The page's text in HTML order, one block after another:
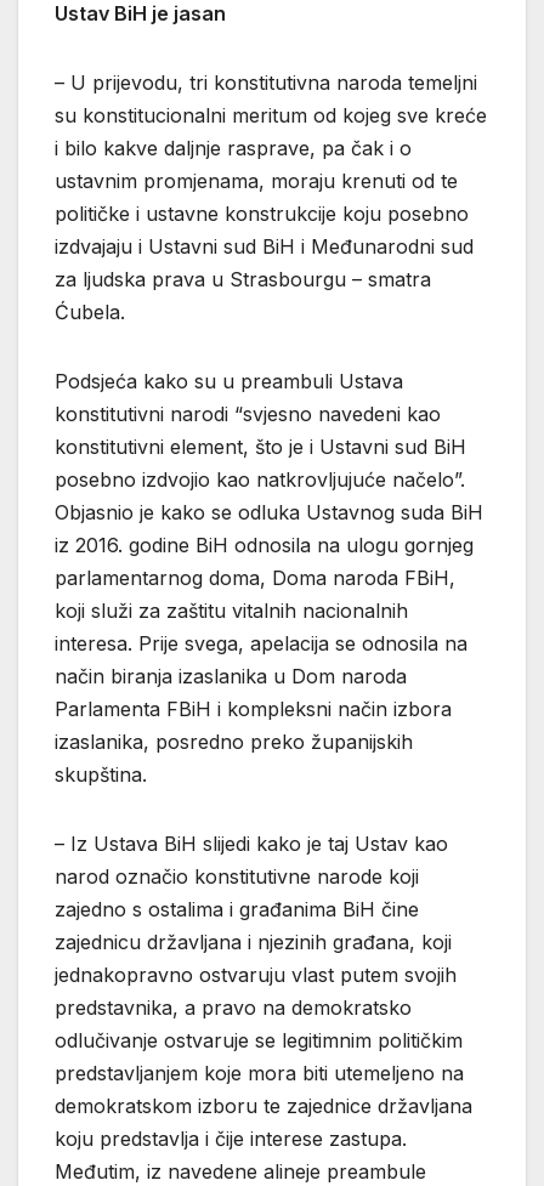
Ustav BiH je jasan
– U prijevodu, tri konstitutivna naroda temeljni
su konstitucionalni meritum od kojeg sve kreće
i bilo kakve daljnje rasprave, pa čak i o
ustavnim promjenama, moraju krenuti od te
političke i ustavne konstrukcije koju posebno
izdvajaju i Ustavni sud BiH i Međunarodni sud
za ljudska prava u Strasbourgu – smatra
Ćubela.
Podsjeća kako su u preambuli Ustava
konstitutivni narodi “svjesno navedeni kao
konstitutivni element, što je i Ustavni sud BiH
posebno izdvojio kao natkrovljujuće načelo”.
Objasnio je kako se odluka Ustavnog suda BiH
iz 2016. godine BiH odnosila na ulogu gornjeg
parlamentarnog doma, Doma naroda FBiH,
koji služi za zaštitu vitalnih nacionalnih
interesa. Prije svega, apelacija se odnosila na
način biranja izaslanika u Dom naroda
Parlamenta FBiH i kompleksni način izbora
izaslanika, posredno preko županijskih
skupština.
– Iz Ustava BiH slijedi kako je taj Ustav kao
narod označio konstitutivne narode koji
zajedno s ostalima i građanima BiH čine
zajednicu državljana i njezinih građana, koji
jednakopravno ostvaruju vlast putem svojih
predstavnika, a pravo na demokratsko
odlučivanje ostvaruje se legitimnim političkim
predstavljanjem koje mora biti utemeljeno na
demokratskom izboru te zajednice državljana
koju predstavlja i čije interese zastupa.
Međutim, iz navedene alineje preambule